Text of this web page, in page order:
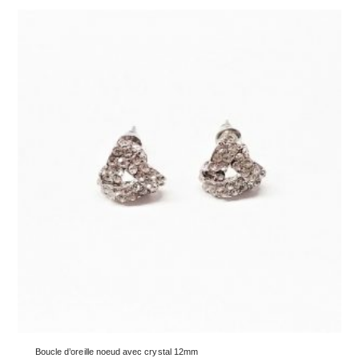
Boucle d’oreille noeud avec crystal 12mm